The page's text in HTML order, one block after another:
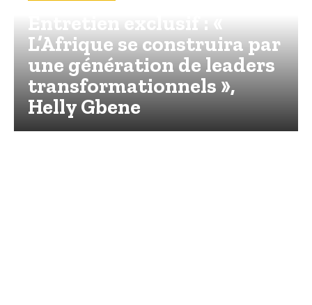
Entretien exclusif : «
L’Afrique se construira par
une génération de leaders
transformationnels »,
Helly Gbene